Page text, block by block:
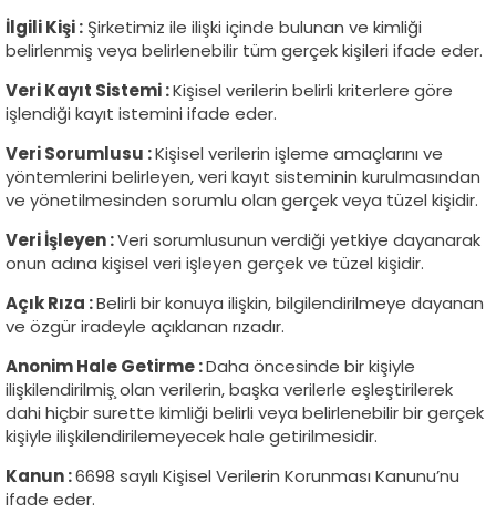
İlgili Kişi : Şirketimiz ile ilişki içinde bulunan ve kimliği
belirlenmiş veya belirlenebilir tüm gerçek kişileri ifade eder.
Veri Kayıt Sistemi :Kişisel verilerin belirli kriterlere göre
işlendiği kayıt istemini ifade eder.
Veri Sorumlusu :Kişisel verilerin işleme amaçlarını ve
yöntemlerini belirleyen, veri kayıt sisteminin kurulmasından
ve yönetilmesinden sorumlu olan gerçek veya tüzel kişidir.
Veri İşleyen :Veri sorumlusunun verdiği yetkiye dayanarak
onun adına kişisel veri işleyen gerçek ve tüzel kişidir.
Açık Rıza :Belirli bir konuya ilişkin, bilgilendirilmeye dayanan
ve özgür iradeyle açıklanan rızadır.
Anonim Hale Getirme :Daha öncesinde bir kişiyle
ilişkilendirilmiş̧ olan verilerin, başka verilerle eşleştirilerek
dahi hiçbir surette kimliği belirli veya belirlenebilir bir gerçek
kişiyle ilişkilendirilemeyecek hale getirilmesidir.
Kanun :6698 sayılı Kişisel Verilerin Korunması Kanunu’nu
ifade eder.